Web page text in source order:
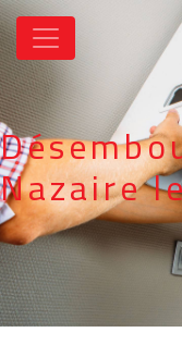
Panneau de gestion
Nazaire